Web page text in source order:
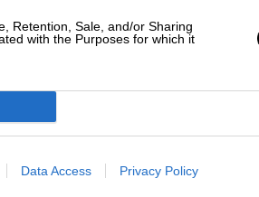
Retention, Sale, and/or Sharing
with the Purposes for which it
Data Access Privacy Policy
Cataluña", desde 2016
inspector jefe de la Policía
y a Marcelino Martín
años y muchas ampliaciones